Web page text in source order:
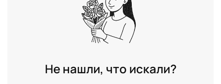
Не нашли, что искали?